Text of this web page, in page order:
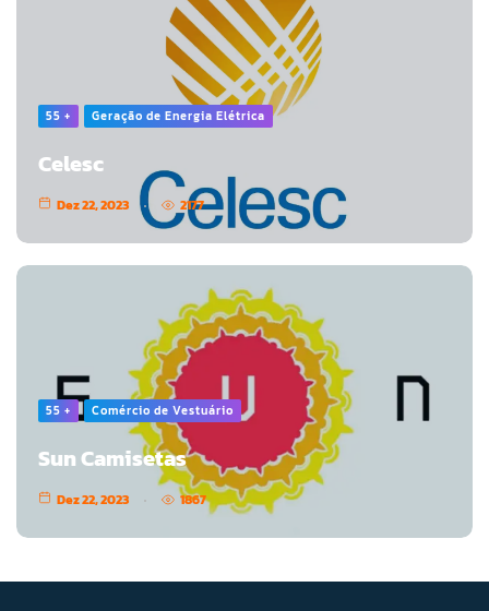
55 + Geração de Energia Elétrica
Celesc
Dez 22, 2023 2177
55 + Comércio de Vestuário
Sun Camisetas
Dez 22, 2023 1867